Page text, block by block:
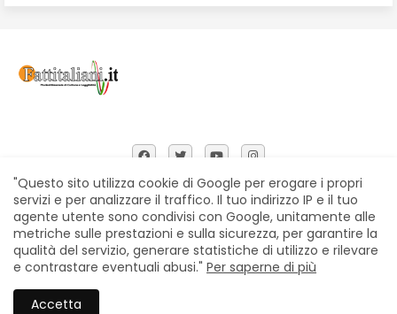
Home Chi siamo Contatti
Privacy Policy
Segnalazioni
All Right Reserved Copyright © Fattitaliani
"Questo sito utilizza cookie di Google per erogare i propri
servizi e per analizzare il traffico. Il tuo indirizzo IP e il tuo
agente utente sono condivisi con Google, unitamente alle
metriche sulle prestazioni e sulla sicurezza, per garantire la
qualità del servizio, generare statistiche di utilizzo e rilevare
e contrastare eventuali abusi." Per saperne di più
Accetta